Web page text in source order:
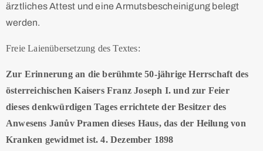
ärztliches Attest und eine Armutsbescheinigung belegt
werden.
Freie Laienübersetzung des Textes:
Zur Erinnerung an die berühmte 50-jährige Herrschaft des
österreichischen Kaisers Franz Joseph I. und zur Feier
dieses denkwürdigen Tages errichtete der Besitzer des
Anwesens Janův Pramen dieses Haus, das der Heilung von
Kranken gewidmet ist. 4. Dezember 1898